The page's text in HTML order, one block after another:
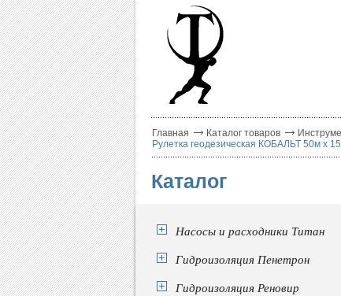
Главная Каталог товаров
Рулетка геодезическая КОБАЛЬТ 50м x
Каталог
Насосы и расходники Титан
Гидроизоляция Пенетрон
Гидроизоляция Реновир